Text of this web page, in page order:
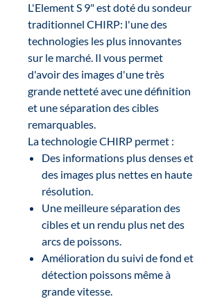
L'Element S 9" est doté du sondeur
traditionnel CHIRP: l'une des
technologies les plus innovantes
sur le marché. Il vous permet
d'avoir des images d'une très
grande netteté avec une définition
et une séparation des cibles
remarquables.
La technologie CHIRP permet :
Des informations plus denses et
des images plus nettes en haute
résolution.
Une meilleure séparation des
cibles et un rendu plus net des
arcs de poissons.
Amélioration du suivi de fond et
détection poissons même à
grande vitesse.